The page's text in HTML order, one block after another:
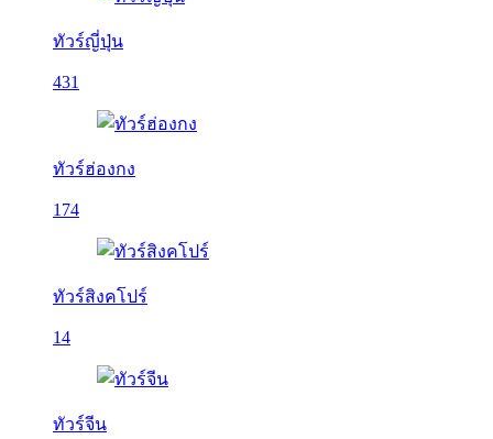
ทัวร์ญี่ปุ่น
431
ทัวร์ฮ่องกง
174
ทัวร์สิงคโปร์
14
ทัวร์จีน